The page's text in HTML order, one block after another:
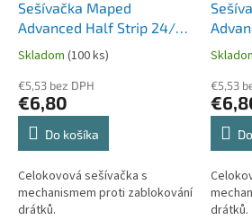
Sešívačka Maped
Advanced Half Strip 24/6,
na 20 nebo 25 listů -
metalická šedá
Skladom (100 ks)
€5,53 bez DPH
€6,80
Do košíka
Celokovová sešívačka s
mechanismem proti zablokování
drátků.
na 20
€5,53
drátků.